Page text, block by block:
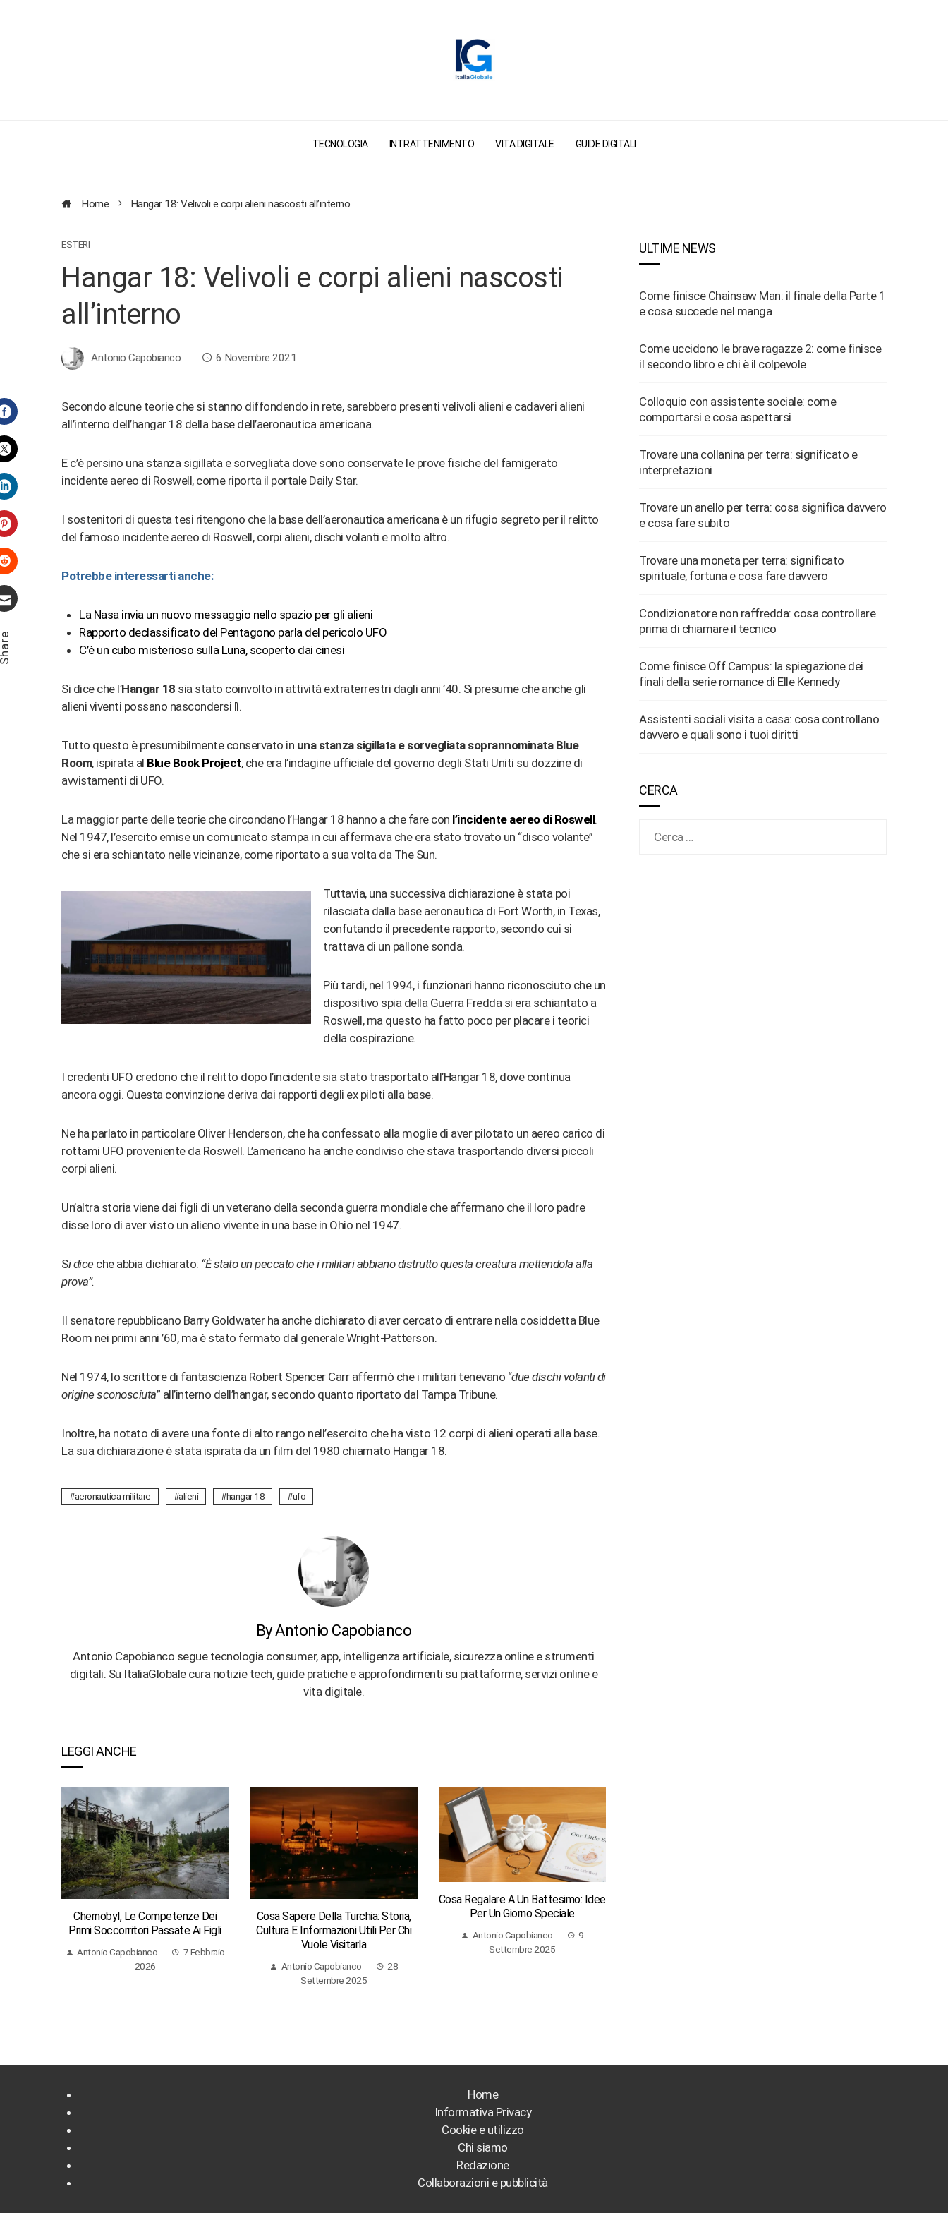
TECNOLOGIA INTRATTENIMENTO VITA DIGITALE GUIDE DIGITALI
Home Hangar 18: Velivoli e corpi alieni nascosti all’interno
ESTERI
Hangar 18: Velivoli e corpi alieni nascosti
all’interno
Antonio Capobianco 6 Novembre 2021
Facebook
Twitter
LinkedIn
Pinterest
Stumbleupon
Secondo alcune teorie che si stanno diffondendo in rete, sarebbero presenti velivoli alieni e cadaveri alieni
all’interno dell’hangar 18 della base dell’aeronautica americana.
E c’è persino una stanza sigillata e sorvegliata dove sono conservate le prove fisiche del famigerato
incidente aereo di Roswell, come riporta il portale Daily Star.
I sostenitori di questa tesi ritengono che la base dell’aeronautica americana è un rifugio segreto per il relitto
del famoso incidente aereo di Roswell, corpi alieni, dischi volanti e molto altro.
Potrebbe interessarti anche:
La Nasa invia un nuovo messaggio nello spazio per gli alieni
Rapporto declassificato del Pentagono parla del pericolo UFO
C’è un cubo misterioso sulla Luna, scoperto dai cinesi
Si dice che l’Hangar 18 sia stato coinvolto in attività extraterrestri dagli anni ’40. Si presume che anche gli
alieni viventi possano nascondersi lì.
Tutto questo è presumibilmente conservato in una stanza sigillata e sorvegliata soprannominata Blue
Room, ispirata al Blue Book Project, che era l’indagine ufficiale del governo degli Stati Uniti su dozzine di
avvistamenti di UFO.
La maggior parte delle teorie che circondano l’Hangar 18 hanno a che fare con l’incidente aereo di Roswell.
Nel 1947, l’esercito emise un comunicato stampa in cui affermava che era stato trovato un “disco volante”
che si era schiantato nelle vicinanze, come riportato a sua volta da The Sun.
Tuttavia, una successiva dichiarazione è stata poi
rilasciata dalla base aeronautica di Fort Worth, in Texas,
confutando il precedente rapporto, secondo cui si
trattava di un pallone sonda.
Più tardi, nel 1994, i funzionari hanno riconosciuto che un
dispositivo spia della Guerra Fredda si era schiantato a
Roswell, ma questo ha fatto poco per placare i teorici
della cospirazione.
I credenti UFO credono che il relitto dopo l’incidente sia stato trasportato all’Hangar 18, dove continua
ancora oggi. Questa convinzione deriva dai rapporti degli ex piloti alla base.
Ne ha parlato in particolare Oliver Henderson, che ha confessato alla moglie di aver pilotato un aereo carico di
rottami UFO proveniente da Roswell. L’americano ha anche condiviso che stava trasportando diversi piccoli
corpi alieni.
Un’altra storia viene dai figli di un veterano della seconda guerra mondiale che affermano che il loro padre
disse loro di aver visto un alieno vivente in una base in Ohio nel 1947.
Si dice che abbia dichiarato: “È stato un peccato che i militari abbiano distrutto questa creatura mettendola alla
prova”.
Il senatore repubblicano Barry Goldwater ha anche dichiarato di aver cercato di entrare nella cosiddetta Blue
Room nei primi anni ’60, ma è stato fermato dal generale Wright-Patterson.
Nel 1974, lo scrittore di fantascienza Robert Spencer Carr affermò che i militari tenevano “due dischi volanti di
origine sconosciuta” all’interno dell’hangar, secondo quanto riportato dal Tampa Tribune.
Inoltre, ha notato di avere una fonte di alto rango nell’esercito che ha visto 12 corpi di alieni operati alla base.
La sua dichiarazione è stata ispirata da un film del 1980 chiamato Hangar 18.
aeronautica militare alieni hangar 18 ufo
By Antonio Capobianco
Antonio Capobianco segue tecnologia consumer, app, intelligenza artificiale, sicurezza online e strumenti
digitali. Su ItaliaGlobale cura notizie tech, guide pratiche e approfondimenti su piattaforme, servizi online e
vita digitale.
LEGGI ANCHE
Chernobyl, Le Competenze Dei
Primi Soccorritori Passate Ai Figli
Antonio Capobianco
7 Febbraio
2026
Cosa Sapere Della Turchia: Storia,
Cultura E Informazioni Utili Per Chi
Vuole Visitarla
Antonio Capobianco
28
Settembre 2025
Cosa Regalare A Un Battesimo: Idee
Per Un Giorno Speciale
Antonio Capobianco
9
Settembre 2025
ULTIME NEWS
Come finisce Chainsaw Man: il finale della Parte 1
e cosa succede nel manga
Come uccidono le brave ragazze 2: come finisce
il secondo libro e chi è il colpevole
Colloquio con assistente sociale: come
comportarsi e cosa aspettarsi
Trovare una collanina per terra: significato e
interpretazioni
Trovare un anello per terra: cosa significa davvero
e cosa fare subito
Trovare una moneta per terra: significato
spirituale, fortuna e cosa fare davvero
Condizionatore non raffredda: cosa controllare
prima di chiamare il tecnico
Come finisce Off Campus: la spiegazione dei
finali della serie romance di Elle Kennedy
Assistenti sociali visita a casa: cosa controllano
davvero e quali sono i tuoi diritti
CERCA
Home
Informativa Privacy
Cookie e utilizzo
Chi siamo
Redazione
Collaborazioni e pubblicità